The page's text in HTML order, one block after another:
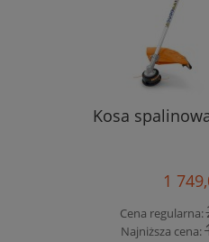
Kosa
1
Cena regularna:
Najniższa cena: